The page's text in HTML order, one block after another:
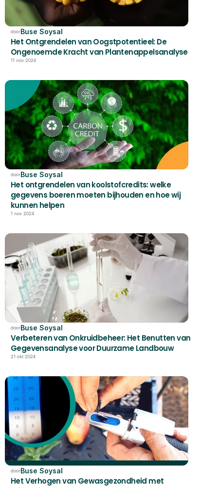
doorBuse Soysal
Het Ontgrendelen van Oogstpotentieel: De
Ongenoemde Kracht van Plantenappelsanalyse
11 nov 2024
doorBuse Soysal
Het ontgrendelen van koolstofcredits: welke
gegevens boeren moeten bijhouden en hoe wij
kunnen helpen
1 nov 2024
doorBuse Soysal
Verbeteren van Onkruidbeheer: Het Benutten van
Gegevensanalyse voor Duurzame Landbouw
21 okt 2024
doorBuse Soysal
Het Verhogen van Gewasgezondheid met